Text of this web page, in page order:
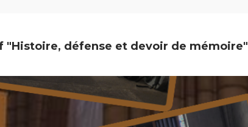
"Histoire, défense et devoir de mémoire"